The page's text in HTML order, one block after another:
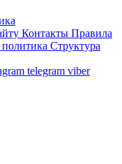
Контакты Правила
Структура
telegram viber